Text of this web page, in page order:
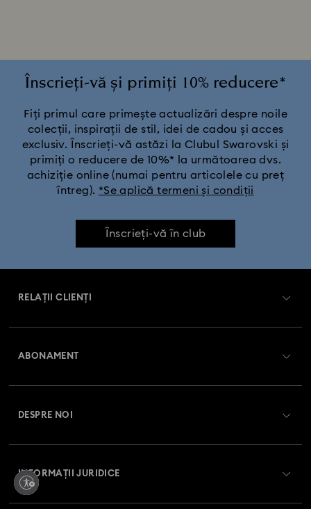
Figurine și decorațiuni Regele Leu
Figurine și ornamente Disney x Swarovski Winnie the Pooh
Figurine și ornamente MARVEL x Swarovski X-Men
Veselă de primăvară/vară și decorațiuni pentru mese în aer liber
Înscrieți-vă și primiți 10% reducere*
Fiți primul care primește actualizări despre noile
colecții, inspirații de stil, idei de cadou și acces
exclusiv. Înscrieți-vă astăzi la Clubul Swarovski și
primiți o reducere de 10%* la următoarea dvs.
achiziție online (numai pentru articolele cu preț
întreg). *Se aplică termeni și condiții
Înscrieți-vă în club
RELAȚII CLIENȚI
Retur și schimb
Stare reparație
ABONAMENT
DESPRE NOI
Angajări și carieră
INFORMAȚII JURIDICE